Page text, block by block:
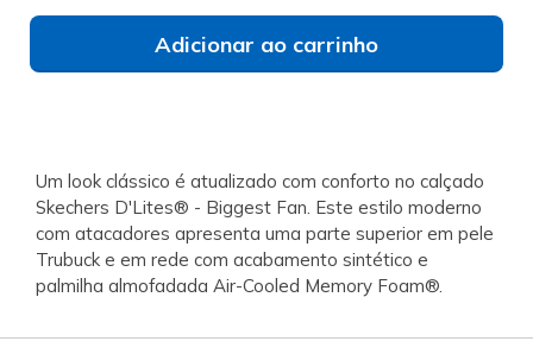
Adicionar ao carrinho
Um look clássico é atualizado com conforto no calçado
Skechers D'Lites® - Biggest Fan. Este estilo moderno
com atacadores apresenta uma parte superior em pele
Trubuck e em rede com acabamento sintético e
palmilha almofadada Air-Cooled Memory Foam®.